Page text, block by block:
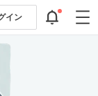
イン